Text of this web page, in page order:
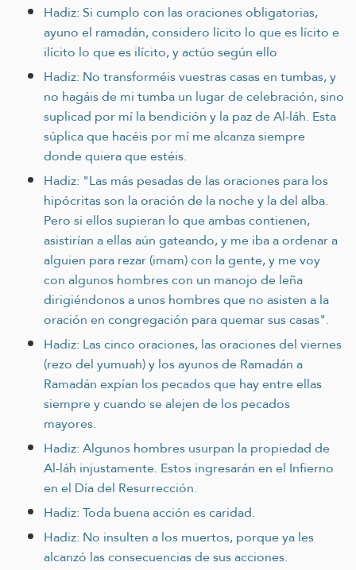
Hadiz: Si cumplo con las oraciones obligatorias,
ayuno el ramadán, considero lícito lo que es lícito e
ilícito lo que es ilícito, y actúo según ello
Hadiz: No transforméis vuestras casas en tumbas, y
no hagáis de mi tumba un lugar de celebración, sino
suplicad por mí la bendición y la paz de Al-láh. Esta
súplica que hacéis por mí me alcanza siempre
donde quiera que estéis.
Hadiz: "Las más pesadas de las oraciones para los
hipócritas son la oración de la noche y la del alba.
Pero si ellos supieran lo que ambas contienen,
asistirían a ellas aún gateando, y me iba a ordenar a
alguien para rezar (imam) con la gente, y me voy
con algunos hombres con un manojo de leña
dirigiéndonos a unos hombres que no asisten a la
oración en congregación para quemar sus casas".
Hadiz: Las cinco oraciones, las oraciones del viernes
(rezo del yumuah) y los ayunos de Ramadán a
Ramadán expían los pecados que hay entre ellas
siempre y cuando se alejen de los pecados
mayores.
Hadiz: Algunos hombres usurpan la propiedad de
Al-láh injustamente. Estos ingresarán en el Infierno
en el Día del Resurrección.
Hadiz: Toda buena acción es caridad.
Hadiz: No insulten a los muertos, porque ya les
alcanzó las consecuencias de sus acciones.